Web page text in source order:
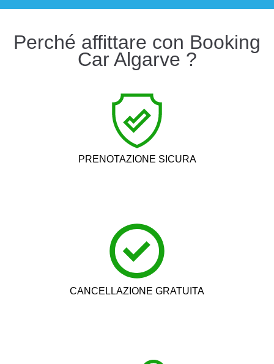
Perché affittare con Booking
Car Algarve ?
PRENOTAZIONE SICURA
CANCELLAZIONE GRATUITA